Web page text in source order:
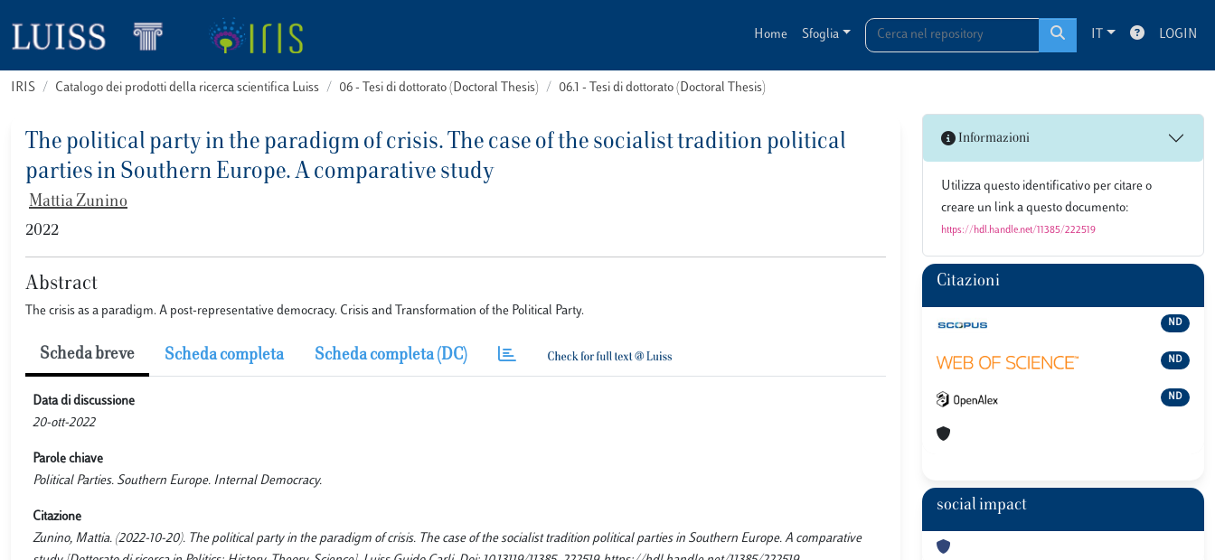
Home Sfoglia IT LOGIN
IRIS Catalogo dei prodotti della ricerca scientifica Luiss 06 - Tesi di dottorato (Doctoral Thesis) 06.1 - Tesi di dottorato (Doctoral Thesis)
The political party in the paradigm of crisis. The case of the socialist tradition political
parties in Southern Europe. A comparative study
Mattia Zunino
2022
Abstract
The crisis as a paradigm. A post-representative democracy. Crisis and Transformation of the Political Party.
Scheda breve Scheda completa Scheda completa (DC)
Data di discussione
20-ott-2022
Parole chiave
Political Parties. Southern Europe. Internal Democracy.
Citazione
Zunino, Mattia. (2022-10-20). The political party in the paradigm of crisis. The case of the socialist tradition political parties in Southern Europe. A comparative
Informazioni
Utilizza questo identificativo per citare o
creare un link a questo documento:
https://hdl.handle.net/11385/222519
Citazioni
ND
ND
ND
social impact